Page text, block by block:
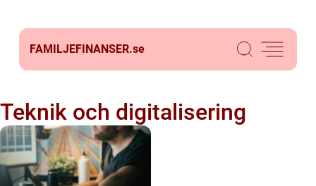
FAMILJEFINANSER.se
Teknik och digitalisering